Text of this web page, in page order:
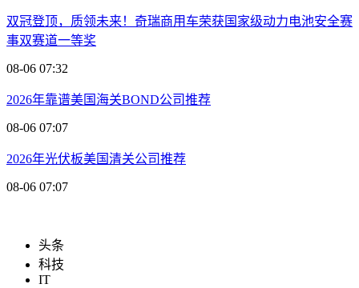
双冠登顶，质领未来！奇瑞商用车荣获国家级动力电池安全赛
事双赛道一等奖
08-06 07:32
2026年靠谱美国海关BOND公司推荐
08-06 07:07
2026年光伏板美国清关公司推荐
08-06 07:07
头条
科技
IT